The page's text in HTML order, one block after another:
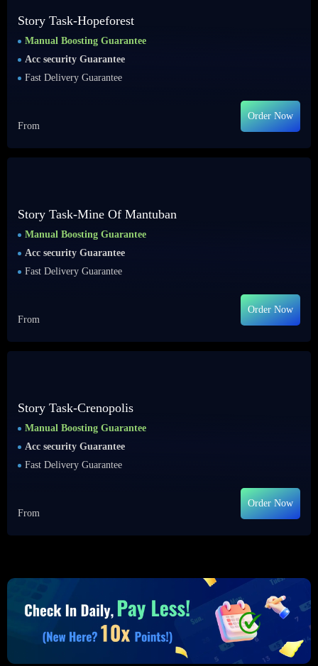
Story Task-Hopeforest
Manual Boosting Guarantee
Acc security Guarantee
Fast Delivery Guarantee
From
Order Now
Story Task-Mine Of Mantuban
Manual Boosting Guarantee
Acc security Guarantee
Fast Delivery Guarantee
From
Order Now
Story Task-Crenopolis
Manual Boosting Guarantee
Acc security Guarantee
Fast Delivery Guarantee
From
Order Now